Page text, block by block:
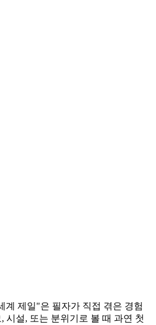
계 제일"은 필자가 직접 겪은 경험
시설, 또는 분위기로 볼 때 과연 첫